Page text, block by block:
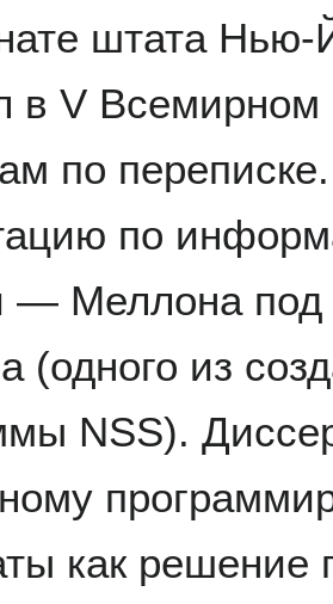
штата Нью-
в V Всемирном
по
по
— Меллона под
(одного из
NSS).
как решение